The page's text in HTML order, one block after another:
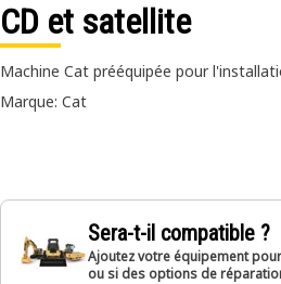
CD et satellite
Machine Cat prééquipée pour
Marque: Cat
Sera-t-il compatible ?
Ajoutez votre équipement
ou si des options de